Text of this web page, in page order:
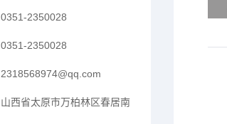
0351-2350028
0351-2350028
2318568974@qq.com
山西省太原市万柏林区春居南